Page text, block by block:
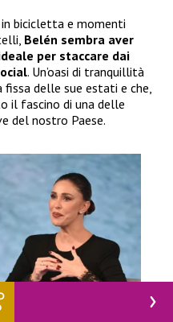
in bicicletta e momenti
Belén sembra aver
per staccare dai
. Un’oasi di tranquillità
delle sue estati e che,
il fascino di una delle
del nostro Paese.